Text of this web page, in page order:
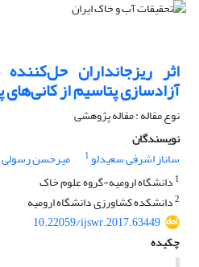
اثر ریزجانداران
آزادسازی پتاسیم از
نوع مقاله : مقاله پژوهشی
نویسندگان
ساناز اشرفی سعیدلو1 میرحسن
1 دانشگاه ارومیه-گروه علوم خاک
2دانشکده کشاورزی دانشگاه ارومیه
10.22059/ijswr.2017.63449
چکیده